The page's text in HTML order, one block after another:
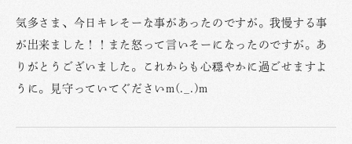
気多さま、今日キレそーな事があったのですが。我慢する事
が出来ました！！また怒って言いそーになったのですが。あ
りがとうございました。これからも心穏やかに過ごせますよ
うに。見守っていてぐださいm(._.)m